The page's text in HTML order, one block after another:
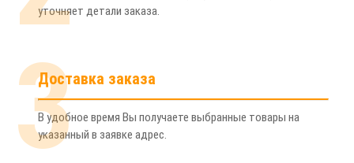
уточняет детали заказа.
3
Доставка заказа
В удобное время Вы получаете выбранные товары на
указанный в заявке адрес.